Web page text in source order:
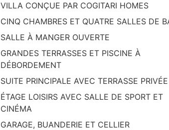
VILLA CONÇUE PAR COGITARI HOMES
CINQ CHAMBRES ET QUATRE SALLES DE
SALLE À MANGER OUVERTE
GRANDES TERRASSES ET PISCINE À
DÉBORDEMENT
SUITE PRINCIPALE AVEC TERRASSE PRIVÉE
ÉTAGE LOISIRS AVEC SALLE DE SPORT ET
CINÉMA
GARAGE, BUANDERIE ET CELLIER